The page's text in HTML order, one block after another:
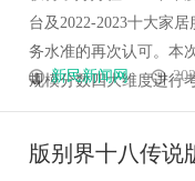
台及2022-2023十大家
务水准的再次认可。本
规模分数四大维度进行
新民新闻网
版别界十八传说
碳纤改性颗粒：探